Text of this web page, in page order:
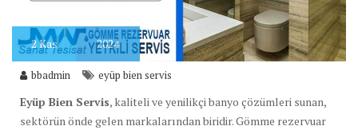
2Kas 2024
bbadmin eyüp bien servis
Eyüp Bien Servis, kaliteli ve yenilikçi banyo çözümleri sunan,
sektörün önde gelen markalarından biridir. Gömme rezervuar